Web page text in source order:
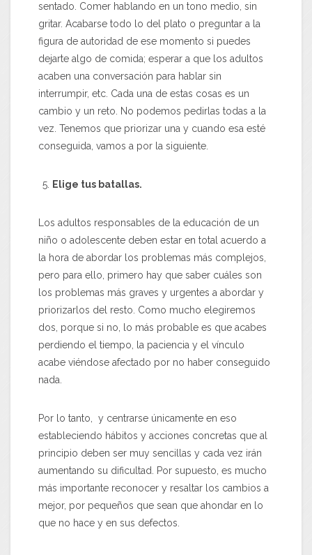
sentado. Comer hablando en un tono medio, sin
gritar. Acabarse todo lo del plato o preguntar a la
figura de autoridad de ese momento si puedes
dejarte algo de comida; esperar a que los adultos
acaben una conversación para hablar sin
interrumpir, etc. Cada una de estas cosas es un
cambio y un reto. No podemos pedirlas todas a la
vez. Tenemos que priorizar una y cuando esa esté
conseguida, vamos a por la siguiente.
Elige tus batallas.
Los adultos responsables de la educación de un
niño o adolescente deben estar en total acuerdo a
la hora de abordar los problemas más complejos,
pero para ello, primero hay que saber cuáles son
los problemas más graves y urgentes a abordar y
priorizarlos del resto. Como mucho elegiremos
dos, porque si no, lo más probable es que acabes
perdiendo el tiempo, la paciencia y el vínculo
acabe viéndose afectado por no haber conseguido
nada.
Por lo tanto, y centrarse únicamente en eso
estableciendo hábitos y acciones concretas que al
principio deben ser muy sencillas y cada vez irán
aumentando su dificultad. Por supuesto, es mucho
más importante reconocer y resaltar los cambios a
mejor, por pequeños que sean que ahondar en lo
que no hace y en sus defectos.